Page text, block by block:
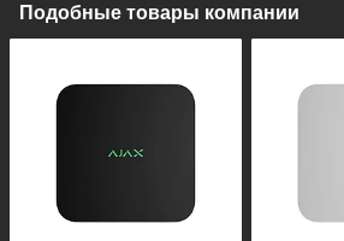
Подобные товары компании